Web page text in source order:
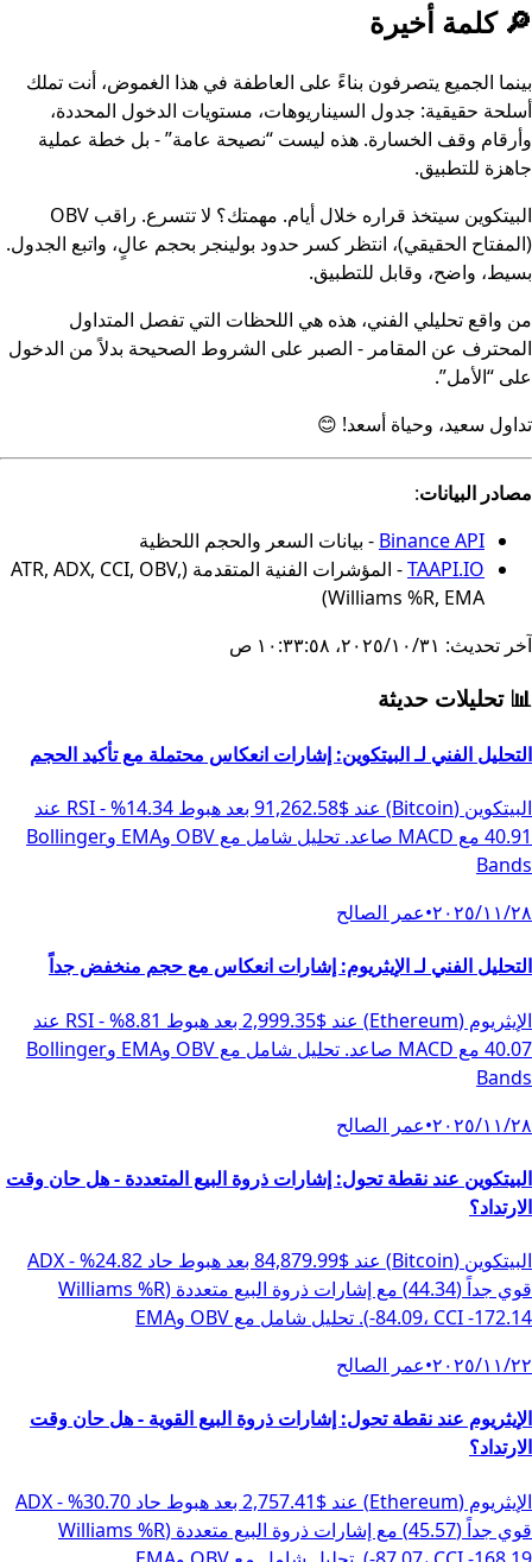
🔎 كلمة أخيرة
بينما الجميع يتصرفون بناءً على العاطفة في هذا الغموض، أنت تملك
أسلحة حقيقية: جدول السيناريوهات، مستويات الدخول المحددة،
وأرقام وقف الخسارة. هذه ليست “نصيحة عامة” - بل خطة عملية
جاهزة للتطبيق.
البيتكوين سيتخذ قراره خلال أيام. مهمتك؟ لا تتسرع. راقب OBV
(المفتاح الحقيقي)، انتظر كسر حدود بولينجر بحجم عالٍ، واتبع الجدول.
بسيط، واضح، وقابل للتطبيق.
من واقع تحليلي الفني، هذه هي اللحظات التي تفصل المتداول
المحترف عن المقامر - الصبر على الشروط الصحيحة بدلاً من الدخول
على “الأمل”.
تداول سعيد، وحياة أسعد! 😊
مصادر البيانات:
Binance API - بيانات السعر والحجم اللحظية
TAAPI.IO
- المؤشرات الفنية المتقدمة (ATR, ADX, CCI, OBV,
Williams %R, EMA)
آخر تحديث: ٣١‏/١٠‏/٢٠٢٥، ١٠:٣٣:٥٨ ص
📊 تحليلات حديثة
التحليل الفني لـ البيتكوين: إشارات انعكاس محتملة مع تأكيد الحجم
البيتكوين (Bitcoin) عند $91,262.58 بعد هبوط 14.34% - RSI عند
40.91 مع MACD صاعد. تحليل شامل مع OBV وEMA وBollinger
Bands
٢٨‏/١١‏/٢٠٢٥
•عمر الصالح
التحليل الفني لـ الإيثريوم: إشارات انعكاس مع حجم منخفض جداً
الإيثريوم (Ethereum) عند $2,999.35 بعد هبوط 8.81% - RSI عند
40.07 مع MACD صاعد. تحليل شامل مع OBV وEMA وBollinger
Bands
٢٨‏/١١‏/٢٠٢٥
•عمر الصالح
البيتكوين عند نقطة تحول: إشارات ذروة البيع المتعددة - هل حان وقت
الارتداد؟
البيتكوين (Bitcoin) عند $84,879.99 بعد هبوط حاد 24.82% - ADX
قوي جداً (44.34) مع إشارات ذروة البيع متعددة (Williams %R
-84.09، CCI -172.14). تحليل شامل مع OBV وEMA
٢٢‏/١١‏/٢٠٢٥
•عمر الصالح
الإيثريوم عند نقطة تحول: إشارات ذروة البيع القوية - هل حان وقت
الارتداد؟
الإيثريوم (Ethereum) عند $2,757.41 بعد هبوط حاد 30.70% - ADX
قوي جداً (45.57) مع إشارات ذروة البيع متعددة (Williams %R